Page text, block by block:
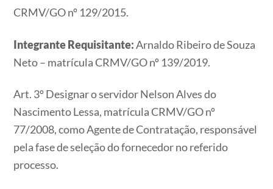
CRMV/GO nº 129/2015.
Integrante Requisitante:Arnaldo Ribeiro de Souza
Neto – matrícula CRMV/GO nº 139/2019.
Art. 3º Designar o servidor Nelson Alves do
Nascimento Lessa, matrícula CRMV/GO nº
77/2008, como Agente de Contratação, responsável
pela fase de seleção do fornecedor no referido
processo.